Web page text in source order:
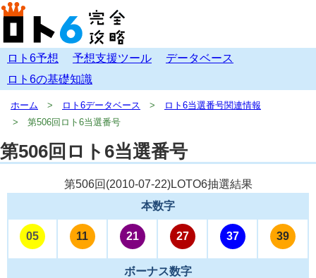
ロト6予想 予想支援ツール
データベース
ロト6の基礎知識
ホーム ロト6データベース
ロト6当選番号関連情報
第506回ロト6当選番号
第506回ロト6当選番号
第506回(2010-07-22)LOTO6抽選結果
本数字
05 11 21 27 37 39
ボーナス数字